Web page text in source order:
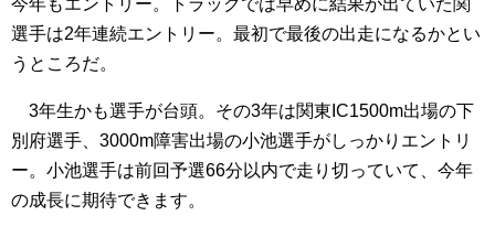
今年もエントリー。トラックでは早めに結果が出ていた関
選手は2年連続エントリー。最初で最後の出走になるかとい
うところだ。
3年生かも選手が台頭。その3年は関東IC1500m出場の下
別府選手、3000m障害出場の小池選手がしっかりエントリ
ー。小池選手は前回予選66分以内で走り切っていて、今年
の成長に期待できます。